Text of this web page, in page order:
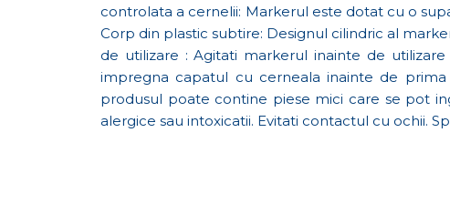
controlata a cernelii: Markerul este dotat cu o
Corp din plastic subtire: Designul cilindric al
de utilizare : Agitati markerul inainte de
impregna capatul cu cerneala inainte de prima
produsul poate contine piese mici care se pot
alergice sau intoxicatii. Evitati contactul cu ochii.